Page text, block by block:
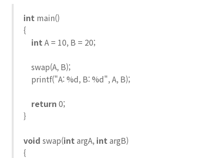
int main()
{
intA = 10, B = 20;
swap(A, B);
printf("A: %d, B: %d", A, B);
return 0;
}
void swap(intargA, intargB)
{